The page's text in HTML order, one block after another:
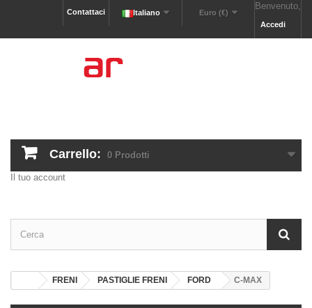
Benvenuto,
Accedi
Euro (€)
Italiano
Contattaci
Carrello: 0 Prodotti
Il tuo account
FRENI PASTIGLIE FRENI FORD C-MAX